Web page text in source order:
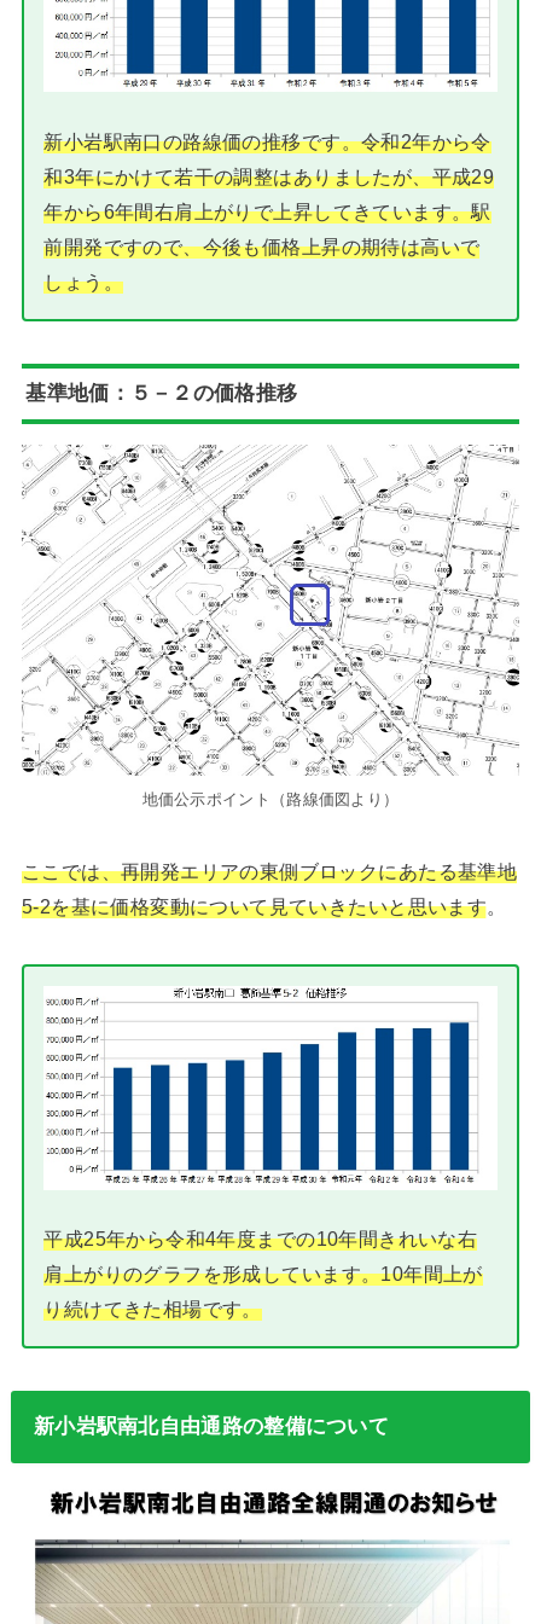
新小岩駅南口の路線価の推移です。令和2年から令
和3年にかけて若干の調整はありましたが、平成29
年から6年間右肩上がりで上昇してきています。駅
前開発ですので、今後も価格上昇の期待は高いで
しょう。
基準地価：５－２の価格推移
地価公示ポイント（路線価図より）
ここでは、再開発エリアの東側ブロックにあたる基準地
5-2を基に価格変動について見ていきたいと思います。
平成25年から令和4年度までの10年間きれいな右
肩上がりのグラフを形成しています。10年間上が
り続けてきた相場です。
新小岩駅南北自由通路の整備について